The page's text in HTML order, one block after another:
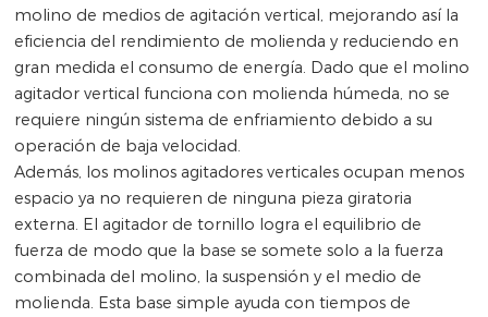
molino de medios de agitación vertical, mejorando así la
eficiencia del rendimiento de molienda y reduciendo en
gran medida el consumo de energía. Dado que el molino
agitador vertical funciona con molienda húmeda, no se
requiere ningún sistema de enfriamiento debido a su
operación de baja velocidad.
Además, los molinos agitadores verticales ocupan menos
espacio ya no requieren de ninguna pieza giratoria
externa. El agitador de tornillo logra el equilibrio de
fuerza de modo que la base se somete solo a la fuerza
combinada del molino, la suspensión y el medio de
molienda. Esta base simple ayuda con tiempos de